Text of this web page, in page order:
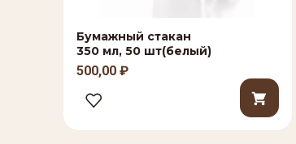
Бумажный стакан
350 мл, 50 шт(белый)
500,00 ₽